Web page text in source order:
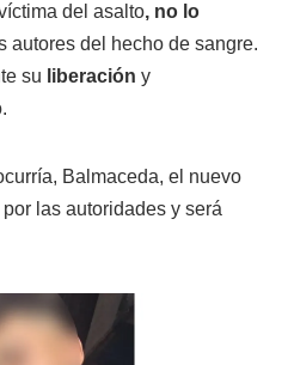
del asalto, no lo
autores del hecho de sangre.
su liberación y
Balmaceda, el nuevo
las autoridades y será